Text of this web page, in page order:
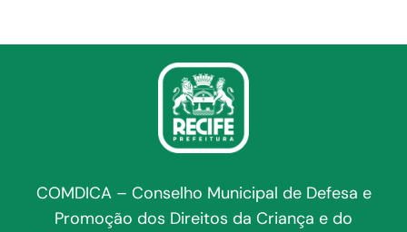
COMDICA – Conselho Municipal de Defesa e
Promoção dos Direitos da Criança e do